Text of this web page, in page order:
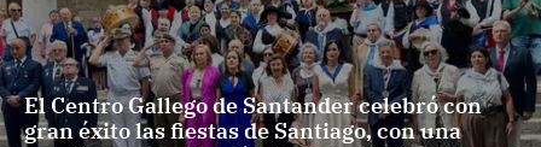
El Centro Gallego de Santander celebró con
gran éxito las fiestas de Santiago, con una